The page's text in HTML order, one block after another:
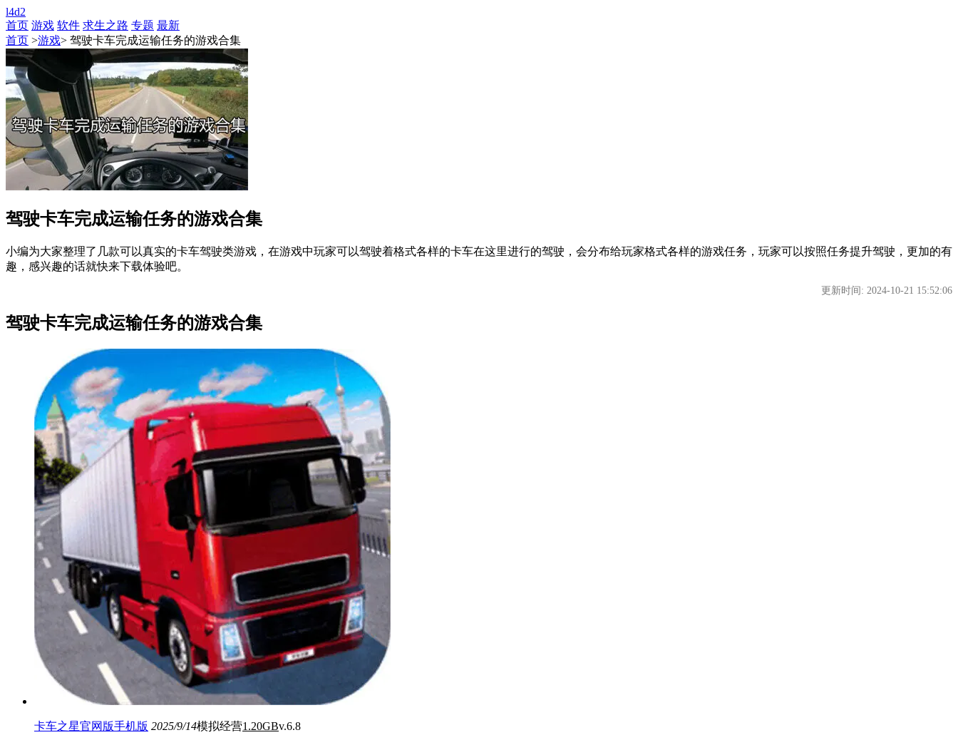
l4d2
首页 游戏 软件 求生之路 专题 最新
首页 >游戏> 驾驶卡车完成运输任务的游戏合集
驾驶卡车完成运输任务的游戏合集
小编为大家整理了几款可以真实的卡车驾驶类游戏，在游戏中玩家可以驾驶着格式各样的卡车在这里进行的驾驶，会分布给玩家格式各样的游戏任务，玩家可以按照任务提升驾驶，更加的有
趣，感兴趣的话就快来下载体验吧。
更新时间: 2024-10-21 15:52:06
驾驶卡车完成运输任务的游戏合集
卡车之星官网版手机版 2025/9/14模拟经营1.20GBv.6.8